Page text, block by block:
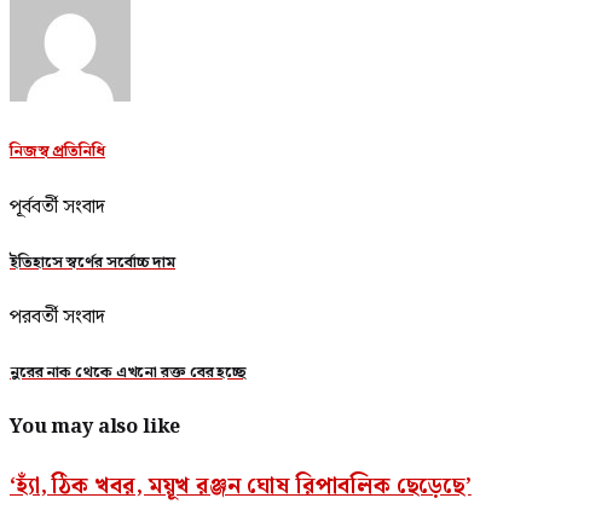
নিজস্ব প্রতিনিধি
পূর্ববর্তী সংবাদ
ইতিহাসে স্বর্ণের সর্বোচ্চ দাম
পরবর্তী সংবাদ
নুরের নাক থেকে এখনো রক্ত বের হচ্ছে
You may also like
‘হ্যাঁ, ঠিক খবর, ময়ূখ রঞ্জন ঘোষ রিপাবলিক ছেড়েছে’